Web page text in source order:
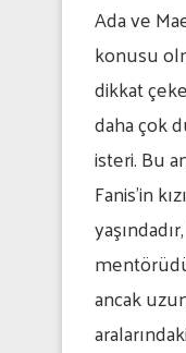
Ada ve
konusu
dikkat
daha çok
isteri. Bu
Fanis’in
ancak